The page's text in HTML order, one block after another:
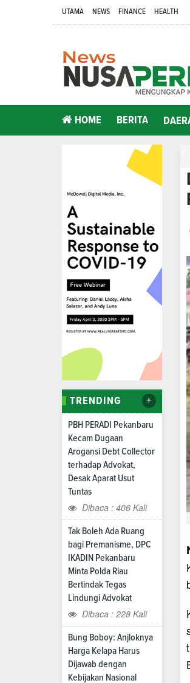
UTAMA NEWS FINANCE HEALTH
HOME BERITA
TRENDING +
PBH PERADI Pekanbaru
Kecam Dugaan
Arogansi Debt Collector
terhadap Advokat,
Desak Aparat Usut
Tuntas
Dibaca : 406 Kali
Tak Boleh Ada Ruang
bagi Premanisme, DPC
IKADIN Pekanbaru
Minta Polda Riau
Bertindak Tegas
Lindungi Advokat
Dibaca : 228 Kali
Bung Boboy: Anjloknya
Harga Kelapa Harus
Dijawab dengan
Kebijakan Nasional